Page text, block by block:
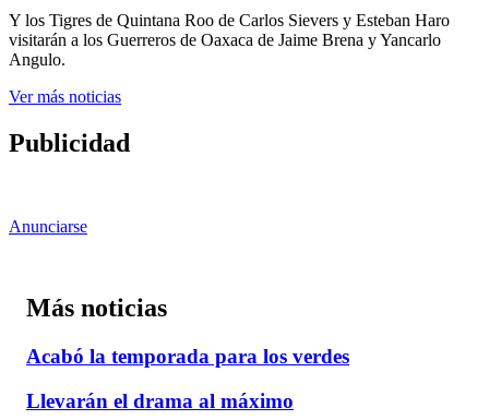
Y los Tigres de Quintana Roo de Carlos Sievers y Esteban Haro
visitarán a los Guerreros de Oaxaca de Jaime Brena y Yancarlo
Angulo.
Ver más noticias
Publicidad
Anunciarse
Más noticias
Acabó la temporada para los verdes
Llevarán el drama al máximo